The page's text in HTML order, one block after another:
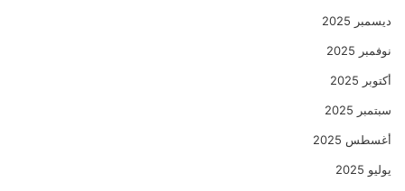
ديسمبر 2025
نوفمبر 2025
أكتوبر 2025
سبتمبر 2025
أغسطس 2025
يوليو 2025